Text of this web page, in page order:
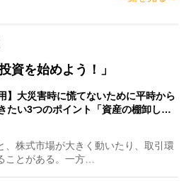
資を始めよう！」
】大災害時に慌てないために平時から
たい3つのポイント「資産の棚卸し…
株式市場が大きく動いたり、取引環
ことがある。一方…